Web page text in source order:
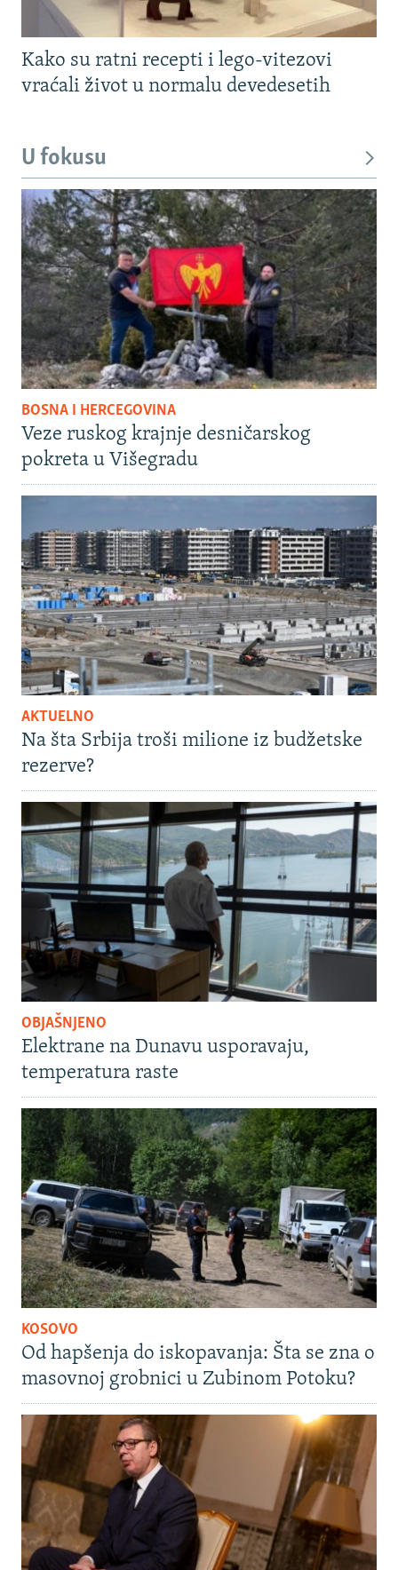
Kako su ratni recepti i lego-vitezovi
vraćali život u normalu devedesetih
U fokusu
BOSNA I HERCEGOVINA
Veze ruskog krajnje desničarskog
pokreta u Višegradu
AKTUELNO
Na šta Srbija troši milione iz budžetske
rezerve?
OBJAŠNJENO
Elektrane na Dunavu usporavaju,
temperatura raste
KOSOVO
Od hapšenja do iskopavanja: Šta se zna o
masovnoj grobnici u Zubinom Potoku?